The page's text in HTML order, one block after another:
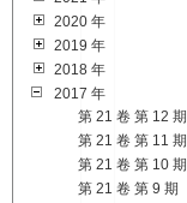
2020 年
2019 年
2018 年
2017 年
第 21 卷 第 12 期
第 21 卷 第 11 期
第 21 卷 第 10 期
第 21 卷 第 9 期